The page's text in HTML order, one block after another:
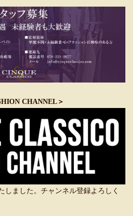
CHANNEL＞
しました。チャンネル登録よろしく